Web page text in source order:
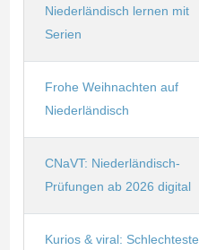
Niederländisch lernen mit
Serien
Frohe Weihnachten auf
Niederländisch
CNaVT: Niederländisch-
Prüfungen ab 2026 digital
Kurios & viral: Schlechteste